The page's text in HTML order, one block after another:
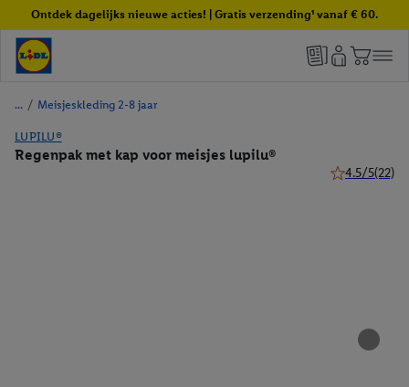
Ontdek dagelijks nieuwe acties! | Gratis verzending¹ vanaf € 60.
/ Meisjeskleding 2-8 jaar
LUPILU®
Regenpak met kap voor meisjes lupilu®
4.5/5(22)